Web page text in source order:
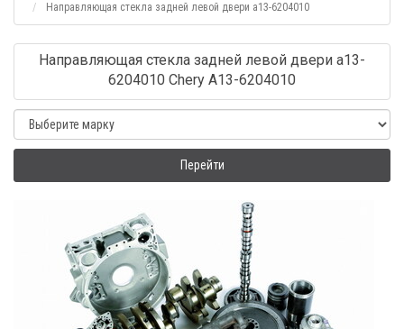
Направляющая стекла задней левой двери а13-6204010
Направляющая стекла задней левой двери а13-
6204010 Chery A13-6204010
Перейти